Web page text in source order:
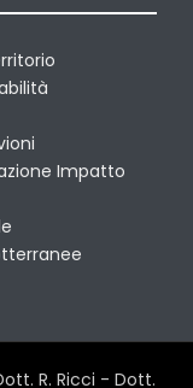
Impatto
R. Ricci - Dott.